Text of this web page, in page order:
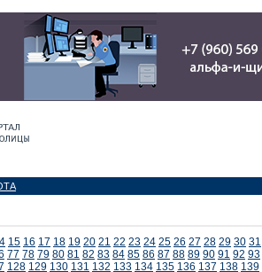
15 16 17 18 19 20 21 22 23 24 25 26 27 28 29 30 31
77 78 79 80 81 82 83 84 85 86 87 88 89 90 91 92 93
128 129 130 131 132 133 134 135 136 137 138 139